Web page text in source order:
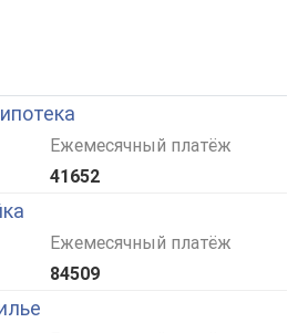
Ежемесячный платёж
41652
Ежемесячный платёж
84509